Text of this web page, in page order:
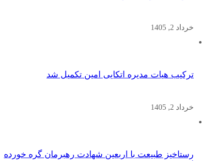
خرداد 2, 1405
ترکیب هیات مدیره اتکایی امین تکمیل شد
خرداد 2, 1405
رستاخیز طبیعت با اربعین شهادت رهبرمان گره خورده